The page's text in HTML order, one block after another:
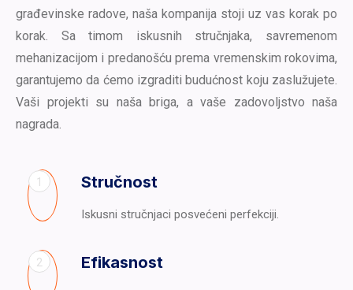
građevinske radove, naša kompanija stoji uz vas korak po
korak. Sa timom iskusnih stručnjaka, savremenom
mehanizacijom i predanošću prema vremenskim rokovima,
garantujemo da ćemo izgraditi budućnost koju zaslužujete.
Vaši projekti su naša briga, a vaše zadovoljstvo naša
nagrada.
1 Stručnost
Iskusni stručnjaci posvećeni perfekciji.
2 Efikasnost